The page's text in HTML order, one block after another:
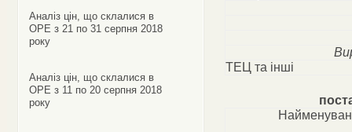
Аналіз цін, що склалися в
ОРЕ з 21 по 31 серпня 2018
року
Аналіз цін, що склалися в
ОРЕ з 11 по 20 серпня 2018
року
ТЕЦ та інші